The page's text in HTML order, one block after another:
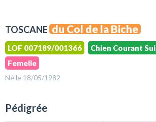
TOSCANE du Col de la Biche
LOF 007189/001366
Chien Courant
Femelle
Né le 18/05/1982
Pédigrée